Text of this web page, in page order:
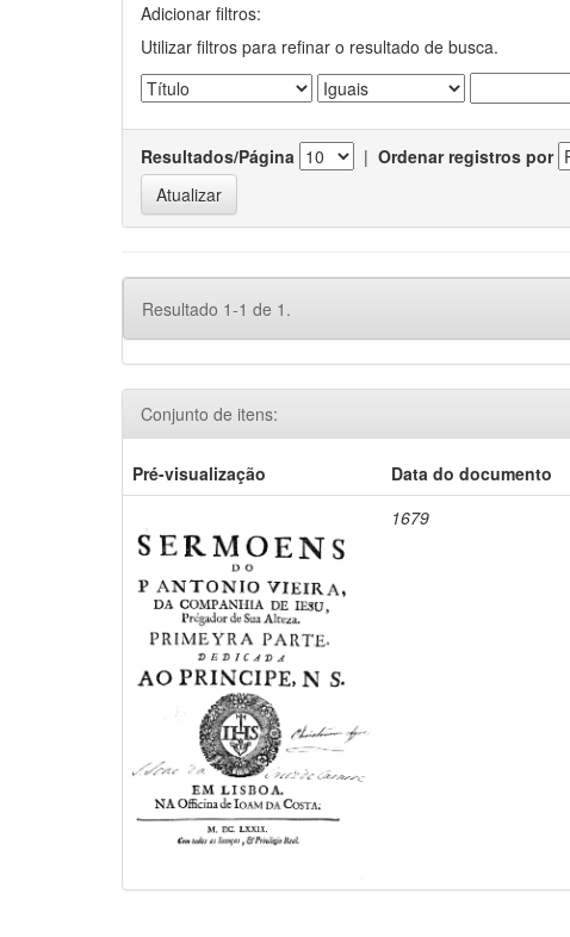
Adicionar filtros:
Utilizar filtros para refinar o resultado de busca.
Resultados/Página | Ordenar registros por
Resultado 1-1 de 1.
Conjunto de itens:
Pré-visualização Data do documento
1679